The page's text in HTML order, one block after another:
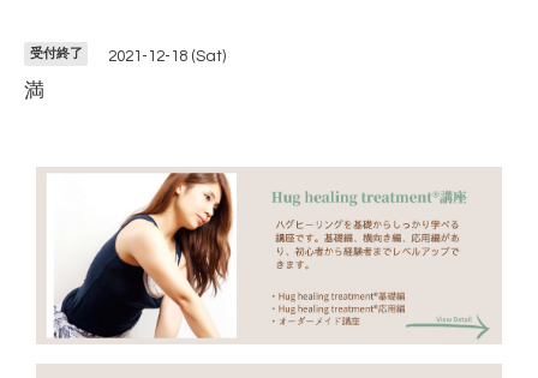
受付終了 2021-12-18 (Sat)
満